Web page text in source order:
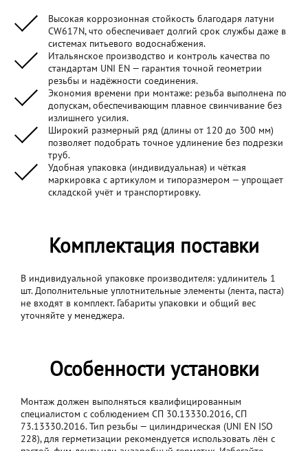
Высокая коррозионная стойкость благодаря латуни
CW617N, что обеспечивает долгий срок службы даже в
системах питьевого водоснабжения.
Итальянское производство и контроль качества по
стандартам UNI EN — гарантия точной геометрии
резьбы и надёжности соединения.
Экономия времени при монтаже: резьба выполнена по
допускам, обеспечивающим плавное свинчивание без
излишнего усилия.
Широкий размерный ряд (длины от 120 до 300 мм)
позволяет подобрать точное удлинение без подрезки
труб.
Удобная упаковка (индивидуальная) и чёткая
маркировка с артикулом и типоразмером — упрощает
складской учёт и транспортировку.
Комплектация поставки
В индивидуальной упаковке производителя: удлинитель 1
шт. Дополнительные уплотнительные элементы (лента, паста)
не входят в комплект. Габариты упаковки и общий вес
уточняйте у менеджера.
Особенности установки
Монтаж должен выполняться квалифицированным
специалистом с соблюдением СП 30.13330.2016, СП
73.13330.2016. Тип резьбы — цилиндрическая (UNI EN ISO
228), для герметизации рекомендуется использовать лён с